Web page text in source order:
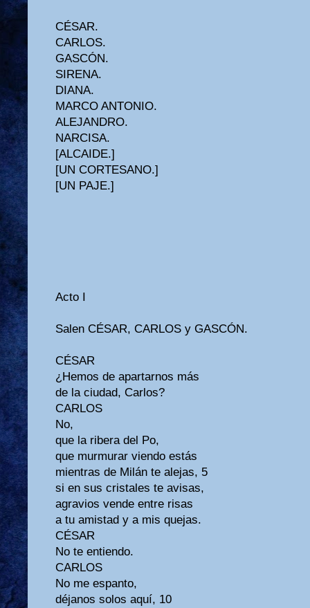
CÉSAR.
CARLOS.
GASCÓN.
SIRENA.
DIANA.
MARCO ANTONIO.
ALEJANDRO.
NARCISA.
[ALCAIDE.]
[UN CORTESANO.]
[UN PAJE.]
Acto I
Salen CÉSAR, CARLOS y GASCÓN.
CÉSAR
¿Hemos de apartarnos más
de la ciudad, Carlos?
CARLOS
No,
que la ribera del Po,
que murmurar viendo estás
mientras de Milán te alejas, 5
si en sus cristales te avisas,
agravios vende entre risas
a tu amistad y a mis quejas.
CÉSAR
No te entiendo.
CARLOS
No me espanto,
déjanos solos aquí, 10